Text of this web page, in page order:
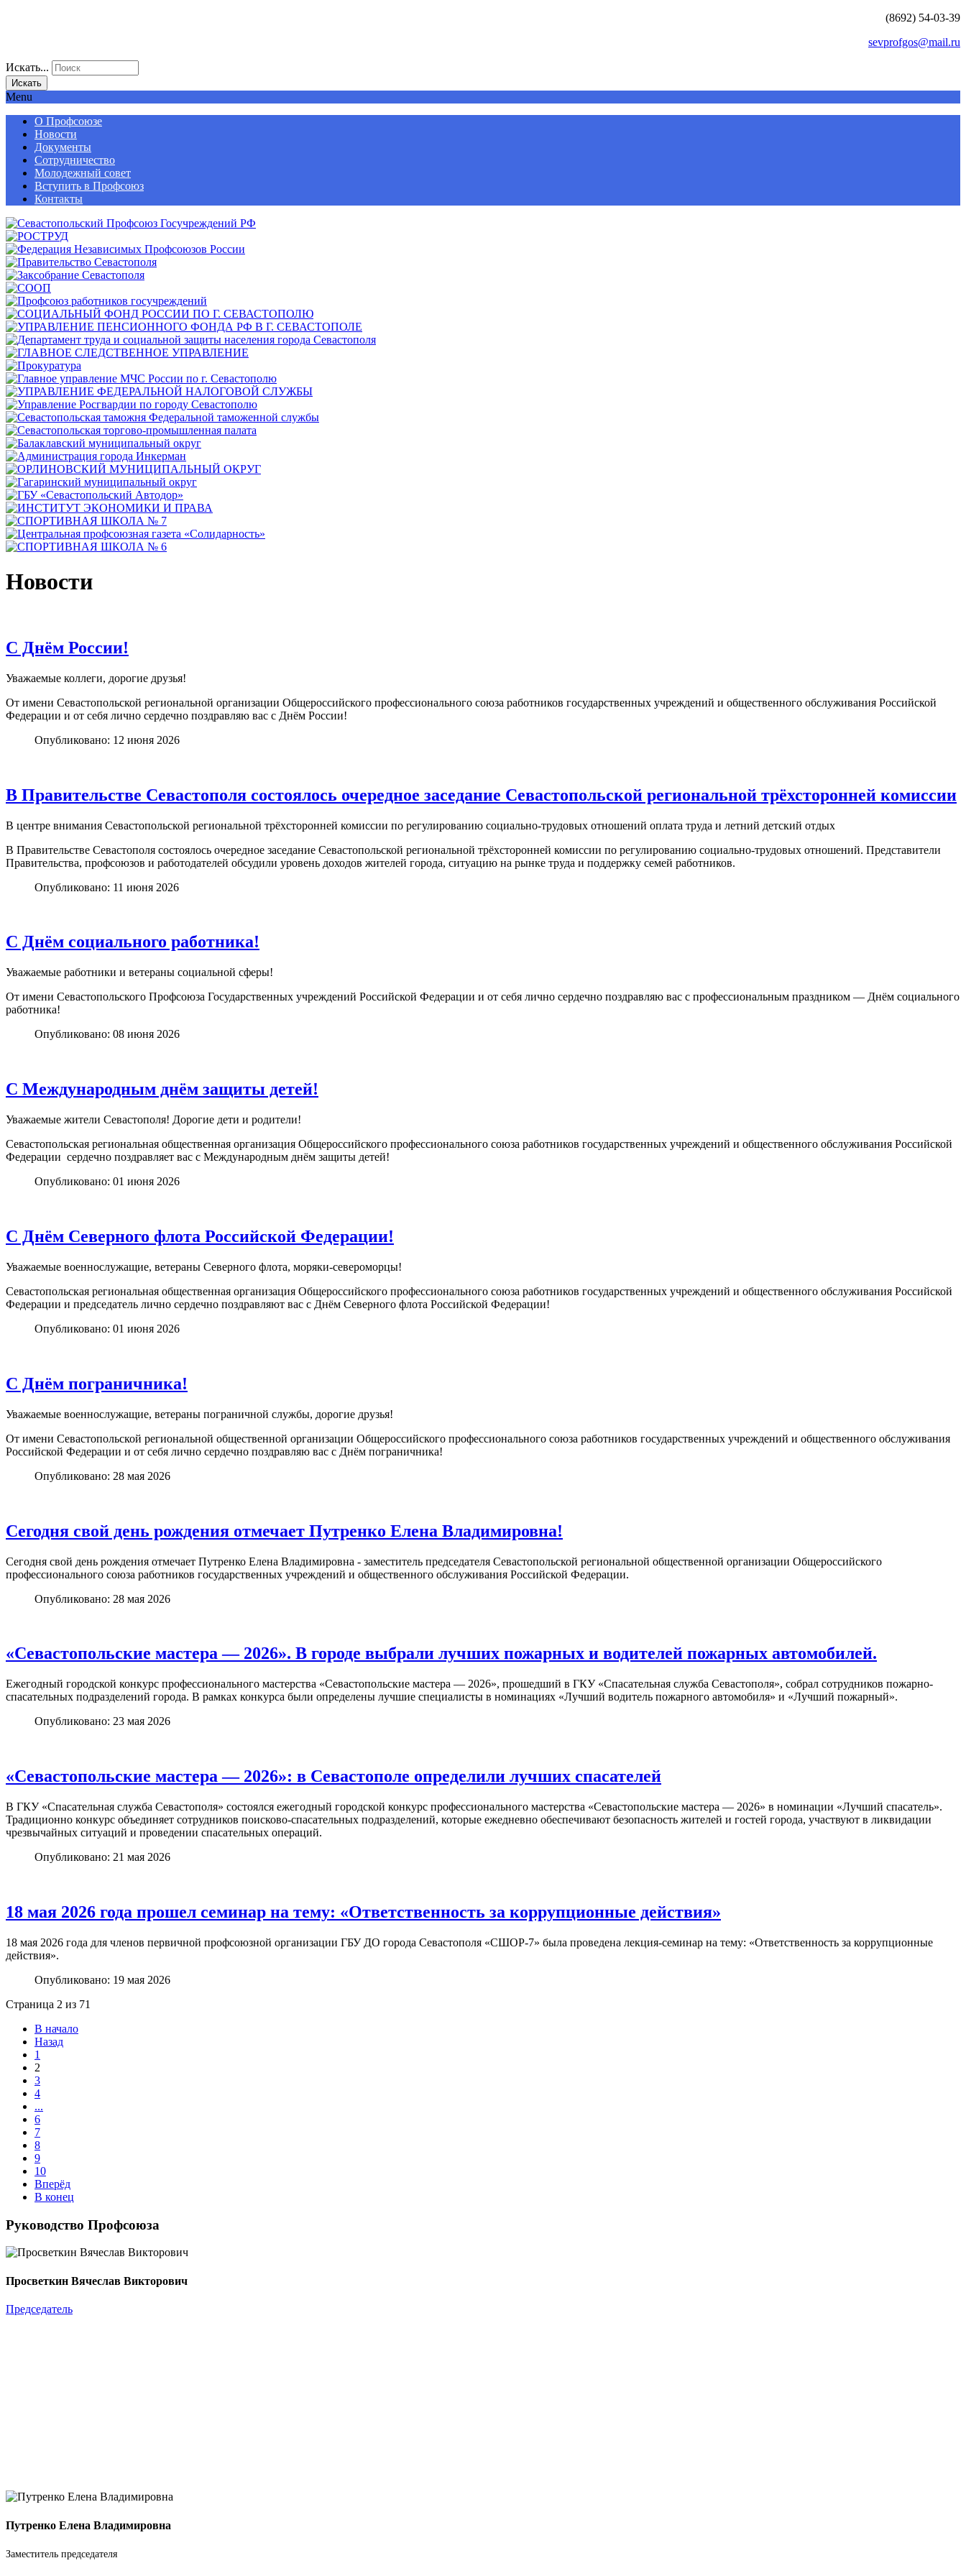
(8692) 54-03-39
sevprofgos@mail.ru
Искать...
Искать
Menu
О Профсоюзе
Новости
Документы
Сотрудничество
Молодежный совет
Вступить в Профсоюз
Контакты
Новости
С Днём России!
Уважаемые коллеги, дорогие друзья!
От имени Севастопольской региональной организации Общероссийского профессионального союза работников государственных учреждений и общественного обслуживания Российской
Федерации и от себя лично сердечно поздравляю вас с Днём России!
Опубликовано: 12 июня 2026
В Правительстве Севастополя состоялось очередное заседание Севастопольской региональной трёхсторонней комиссии
В центре внимания Севастопольской региональной трёхсторонней комиссии по регулированию социально-трудовых отношений оплата труда и летний детский отдых
В Правительстве Севастополя состоялось очередное заседание Севастопольской региональной трёхсторонней комиссии по регулированию социально-трудовых отношений. Представители
Правительства, профсоюзов и работодателей обсудили уровень доходов жителей города, ситуацию на рынке труда и поддержку семей работников.
Опубликовано: 11 июня 2026
С Днём социального работника!
Уважаемые работники и ветераны социальной сферы!
От имени Севастопольского Профсоюза Государственных учреждений Российской Федерации и от себя лично сердечно поздравляю вас с профессиональным праздником — Днём социального
работника!
Опубликовано: 08 июня 2026
С Международным днём защиты детей!
Уважаемые жители Севастополя! Дорогие дети и родители!
Севастопольская региональная общественная организация Общероссийского профессионального союза работников государственных учреждений и общественного обслуживания Российской
Федерации сердечно поздравляет вас с Международным днём защиты детей!
Опубликовано: 01 июня 2026
С Днём Северного флота Российской Федерации!
Уважаемые военнослужащие, ветераны Северного флота, моряки-североморцы!
Севастопольская региональная общественная организация Общероссийского профессионального союза работников государственных учреждений и общественного обслуживания Российской
Федерации и председатель лично сердечно поздравляют вас с Днём Северного флота Российской Федерации!
Опубликовано: 01 июня 2026
С Днём пограничника!
Уважаемые военнослужащие, ветераны пограничной службы, дорогие друзья!
От имени Севастопольской региональной общественной организации Общероссийского профессионального союза работников государственных учреждений и общественного обслуживания
Российской Федерации и от себя лично сердечно поздравляю вас с Днём пограничника!
Опубликовано: 28 мая 2026
Сегодня свой день рождения отмечает Путренко Елена Владимировна!
Сегодня свой день рождения отмечает Путренко Елена Владимировна - заместитель председателя Севастопольской региональной общественной организации Общероссийского
профессионального союза работников государственных учреждений и общественного обслуживания Российской Федерации.
Опубликовано: 28 мая 2026
«Севастопольские мастера — 2026». В городе выбрали лучших пожарных и водителей пожарных автомобилей.
Ежегодный городской конкурс профессионального мастерства «Севастопольские мастера — 2026», прошедший в ГКУ «Спасательная служба Севастополя», собрал сотрудников пожарно-
спасательных подразделений города. В рамках конкурса были определены лучшие специалисты в номинациях «Лучший водитель пожарного автомобиля» и «Лучший пожарный».
Опубликовано: 23 мая 2026
«Севастопольские мастера — 2026»: в Севастополе определили лучших спасателей
В ГКУ «Спасательная служба Севастополя» состоялся ежегодный городской конкурс профессионального мастерства «Севастопольские мастера — 2026» в номинации «Лучший спасатель».
Традиционно конкурс объединяет сотрудников поисково-спасательных подразделений, которые ежедневно обеспечивают безопасность жителей и гостей города, участвуют в ликвидации
чрезвычайных ситуаций и проведении спасательных операций.
Опубликовано: 21 мая 2026
18 мая 2026 года прошел семинар на тему: «Ответственность за коррупционные действия»
18 мая 2026 года для членов первичной профсоюзной организации ГБУ ДО города Севастополя «СШОР-7» была проведена лекция-семинар на тему: «Ответственность за коррупционные
действия».
Опубликовано: 19 мая 2026
Страница 2 из 71
В начало
Назад
1
2
3
4
...
6
7
8
9
10
Вперёд
В конец
Руководство Профсоюза
Просветкин Вячеслав Викторович
Председатель
Путренко Елена Владимировна
Заместитель председателя